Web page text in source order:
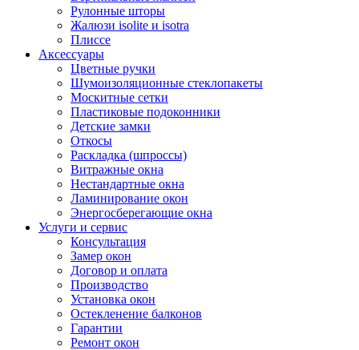
Рулонные шторы
Жалюзи isolite и isotra
Плиссе
Аксессуары
Цветные ручки
Шумоизоляционные стеклопакеты
Москитные сетки
Пластиковые подоконники
Детские замки
Откосы
Раскладка (шпроссы)
Витражные окна
Нестандартные окна
Ламинирование окон
Энергосберегающие окна
Услуги и сервис
Консультация
Замер окон
Договор и оплата
Производство
Установка окон
Остекленение балконов
Гарантии
Ремонт окон